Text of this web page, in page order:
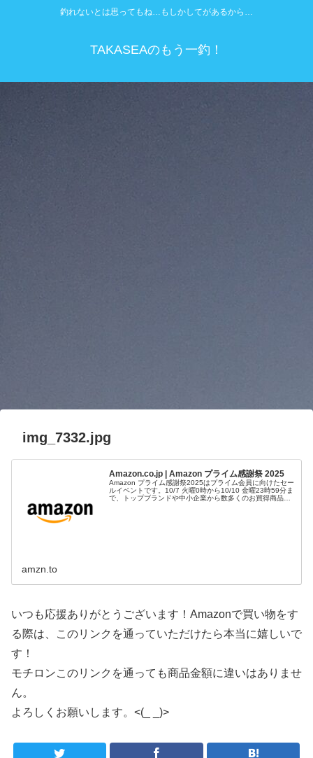
釣れないとは思ってもね…もしかしてがあるから…
TAKASEAのもう一釣！
img_7332.jpg
Amazon.co.jp | Amazon プライム感謝祭 2025
Amazon プライム感謝祭2025はプライム会員に向けたセー
ルイベントです。10/7 火曜0時から10/10 金曜23時59分ま
で、トップブランドや中小企業から数多くのお買得商品が
amzn.to
いつも応援ありがとうございます！Amazonで買い物をす
る際は、このリンクを通っていただけたら本当に嬉しいで
す！
モチロンこのリンクを通っても商品金額に違いはありませ
ん。
よろしくお願いします。<(_ _)>